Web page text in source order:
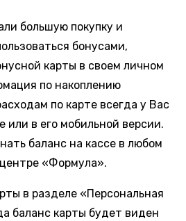
большую покупку и
бонусами,
карты в своем личном
по накоплению
по карте всегда у Вас
или в его мобильной версии.
баланс на кассе в любом
«Формула».
в разделе «Персональная
баланс карты будет виден